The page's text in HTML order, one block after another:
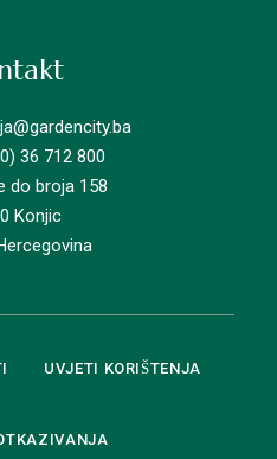
36 712 800
do broja 158
Konjic
UVJETI KORIŠTENJA